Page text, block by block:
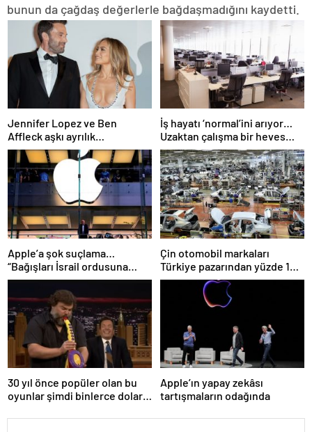
bunun da çağdaş değerlerle bağdaşmadığını kaydetti.
Jennifer Lopez ve Ben
Affleck aşkı ayrılık
söylentileriyle gölgelendi
İş hayatı ‘normal’ini arıyor…
Uzaktan çalışma bir heves
miydi?
Apple’a şok suçlama…
“Bağışları İsrail ordusuna
gönderiyor”
Çin otomobil markaları
Türkiye pazarından yüzde 10
pay alıyor
30 yıl önce popüler olan bu
oyunlar şimdi binlerce dolar
Apple’ın yapay zekâsı
tartışmaların odağında